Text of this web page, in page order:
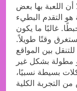
اللعبة بها بعض
هو التقدم البطيء
غالبًا ما يكون
وقتًا طويلاً.
بين المواقع
مطولة بشكل غير
بسيطة نسبيًا،